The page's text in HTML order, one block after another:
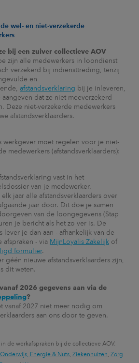
wel- en niet-verzekerde
bij een zuiver collectieve AOV
zijn alle medewerkers in loondienst
verzekerd bij indiensttreding, tenzij
en
afstandsverklaring bij je inleveren,
aangeven dat ze niet meeverzekerd
Deze niet-verzekerde medewerkers
afstandsverklaarders.
werkgever moet regelen voor je niet-
medewerkers (afstandsverklaarders):
vast in het
van je medewerker.
elk jaar alle afstandsverklaarders over
jaar door. Dit doe je samen
van de loongegevens (Stap
je bericht als het zo ver is. De
lever je dan aan - afhankelijk van de
afspraken - via MijnLoyalis Zakelijk of
formulier.
géén nieuwe afstandsverklaarders zijn,
dit weten.
2026 gegevens aan via de
?
vanaf 2027 niet meer nodig om
aan ons door te geven.
in de werkafspraken bij de collectieve AOV:
Energie & Nuts, Ziekenhuizen, Zorg